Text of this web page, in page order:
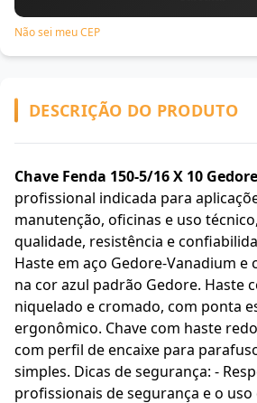
Não sei meu CEP
DESCRIÇÃO DO PRODUTO
Chave Fenda 150-5/16 X 10 Gedore
profissional indicada para
manutenção, oficinas e uso
qualidade, resistência e
Haste em aço Gedore-Vanadium e
na cor azul padrão Gedore. Haste
niquelado e cromado, com ponta
ergonômico. Chave com haste
com perfil de encaixe para
simples. Dicas de segurança: -
profissionais de segurança e o uso